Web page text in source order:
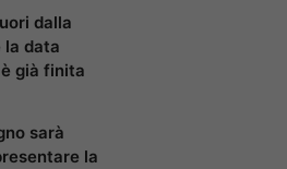
dalla
la data
è già finita
sarà
la